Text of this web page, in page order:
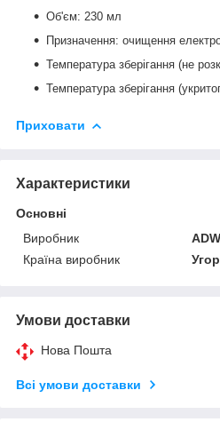
Об'єм: 230 мл
Призначення: очищення
Температура зберігання (не
Температура зберігання
Приховати
Характеристики
Основні
Виробник
Країна виробник
Умови доставки
Нова Пошта
Всі умови доставки